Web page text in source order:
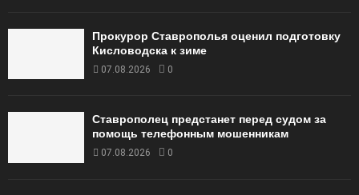
Прокурор Ставрополья оценил подготовку
Кисловодска к зиме
07.08.2026 0
Ставрополец предстанет перед судом за
помощь телефонным мошенникам
07.08.2026 0